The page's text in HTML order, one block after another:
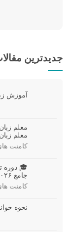
جدیدترین
آموزش
معلم
معلم
کامنت
🎓 دوره
جامع ۲۰۲۶
کامنت
نحوه